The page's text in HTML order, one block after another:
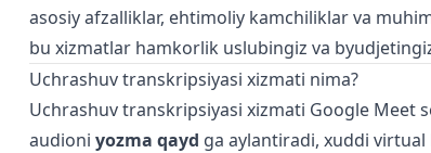
asosiy afzalliklar, ehtimoliy kamchiliklar va
bu xizmatlar hamkorlik uslubingiz va
Uchrashuv transkripsiyasi xizmati nima?
Uchrashuv transkripsiyasi xizmati Google Meet
audioni yozma qayd ga aylantiradi, xuddi virtual